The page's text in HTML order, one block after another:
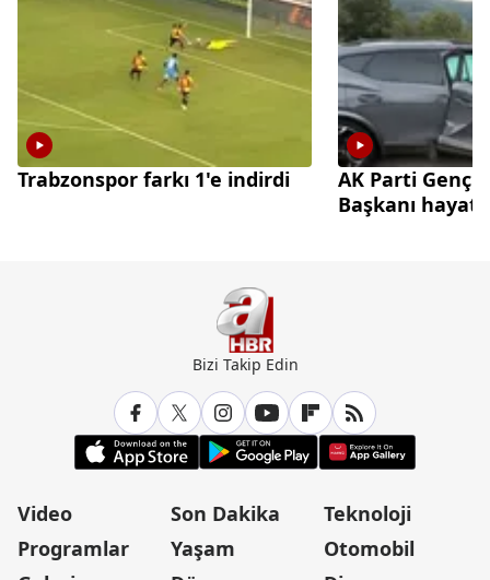
Trabzonspor farkı 1'e indirdi
AK Parti
Başkanı
Bizi Takip Edin
Video
Programlar
Son Dakika
Yaşam
Teknoloji
Otomobil